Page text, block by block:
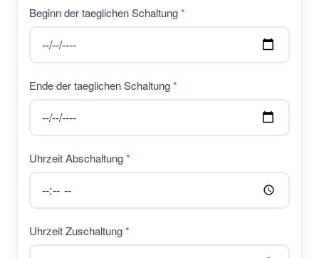
Beginn der taeglichen Schaltung
Ende der taeglichen Schaltung
Uhrzeit Abschaltung
Uhrzeit Zuschaltung